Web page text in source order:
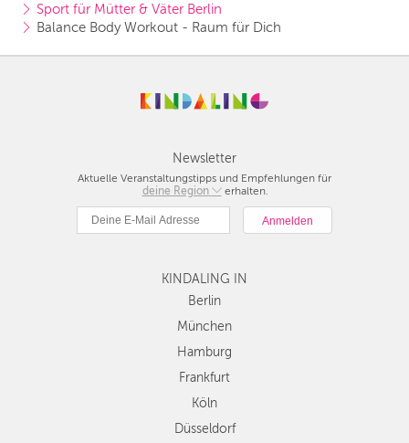
Sport für Mütter & Väter Berlin
Balance Body Workout - Raum für Dich
Newsletter
Aktuelle Veranstaltungstipps und Empfehlungen für
deine Region
Berlin
München
Hamburg
Köln
Düsseldorf
Stuttgart
Essen
Dresden
Nürnberg
erhalten.
KINDALING IN
Berlin
München
Hamburg
Frankfurt
Köln
Düsseldorf